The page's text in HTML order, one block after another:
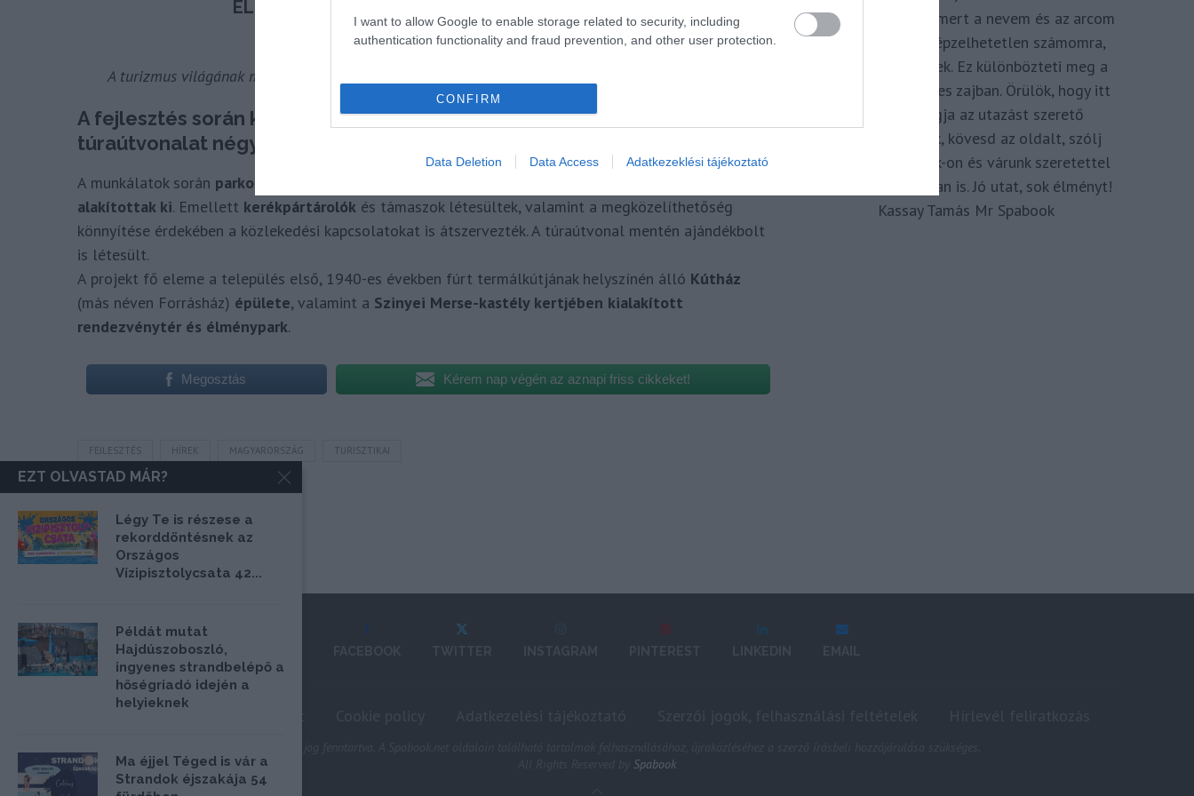
I want to allow Google to enable storage related to security, including
authentication functionality and fraud prevention, and other user protection.
CONFIRM
Data Deletion Data Access Adatkezeklési tájékoztató
A turizmus világának megbízható híreiért
A fejlesztés során kialakították Cserkeszőlőn a Szinyei Merse-piknik
túraútvonalat négy tematikus állomáshellyel
A munkálatok során parkosítottak
alakítottak ki. Emellett kerékpártárolók és támaszok létesültek, valamint a megközelíthetőség
könnyítése érdekében a közlekedési kapcsolatokat is átszervezték. A túraútvonal mentén ajándékbolt
is létesült.
A projekt fő eleme a település első, 1940-es években fúrt termálkútjának helyszínén álló Kútház
(más néven Forrásház) épülete, valamint a Szinyei Merse-kastély kertjében kialakított
rendezvénytér és élménypark.
Megosztás Kérem nap végén az aznapi friss cikkeket!
FEJLESZTÉS HÍREK MAGYARORSZÁG TURISZTIKAI
megkomponálva, mert a nevem és az arcom
adom hozzá. Elképzelhetetlen számomra,
hogy ne így tegyek. Ez különbözteti meg a
Spabook-ot a netes zajban. Örülök, hogy itt
vagy, légy tagja az utazást szerető
Közösségünknek, kövesd az oldalt, szólj
hozzá a Facebook-on és várunk szeretettel
zárt csoportunkban is. Jó utat, sok élményt!
Kassay Tamás Mr Spabook
Impresszum
Spabook
EZT OLVASTAD MÁR?
Légy Te is részese a
rekorddöntésnek az
Országos
Vízipisztolycsata 42...
Példát mutat
Hajdúszoboszló,
ingyenes strandbelépő a
hőségriadó idején a
helyieknek
Ma éjjel Téged is vár a
Strandok éjszakája 54